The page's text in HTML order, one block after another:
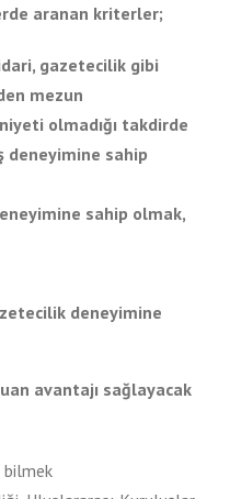
aranan kriterler;
gazetecilik gibi
mezun
olmadığı takdirde
deneyimine sahip
sahip olmak,
deneyimine
avantajı sağlayacak
bilmek